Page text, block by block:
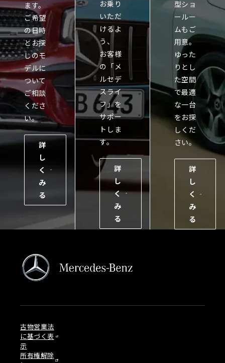
ます。
ご希望
の日時
とお探
しのモ
デルに
ついて
ご相談
くださ
い。
詳
し
く
み
る
お乗り
いただ
けるよ
う、
お客様
の「メ
ルセデ
スライ
フ」を
サポー
トしま
す。
詳
し
く
み
る
型ショ
ールー
ムもご
用意。
ゆった
りとし
た空間
で最適
な一台
をお探
しくだ
さい。
詳
し
く
み
る
古物営業法
に基づく表
示
所有権解除